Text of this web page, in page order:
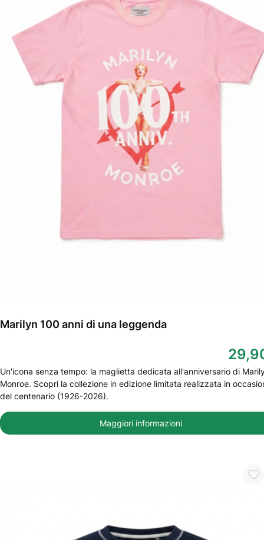
Marilyn 100 anni di una leggenda
Un'icona senza tempo: la maglietta dedicata all'anniversario di
Monroe. Scopri la collezione in edizione limitata realizzata in
del centenario (1926-2026).
Maggiori informazioni